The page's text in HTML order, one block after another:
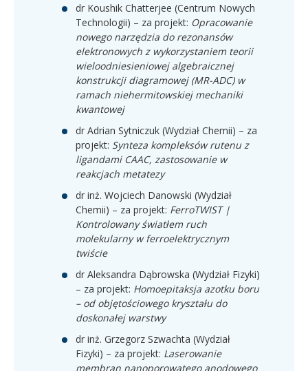
dr Koushik Chatterjee (Centrum Nowych
Technologii) – za projekt: Opracowanie
nowego narzędzia do rezonansów
elektronowych z wykorzystaniem teorii
wieloodniesieniowej algebraicznej
konstrukcji diagramowej (MR-ADC) w
ramach niehermitowskiej mechaniki
kwantowej
dr Adrian Sytniczuk (Wydział Chemii) – za
projekt: Synteza kompleksów rutenu z
ligandami CAAC, zastosowanie w
reakcjach metatezy
dr inż. Wojciech Danowski (Wydział
Chemii) – za projekt: FerroTWIST |
Kontrolowany światłem ruch
molekularny w ferroelektrycznym
twiście
dr Aleksandra Dąbrowska (Wydział Fizyki)
– za projekt: Homoepitaksja azotku boru
– od objętościowego kryształu do
doskonałej warstwy
dr inż. Grzegorz Szwachta (Wydział
Fizyki) – za projekt: Laserowanie
membran nanoporowatego anodowego